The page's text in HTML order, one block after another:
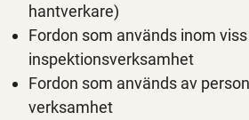
hantverkare)
Fordon som används inom viss
inspektionsverksamhet
Fordon som används av
verksamhet